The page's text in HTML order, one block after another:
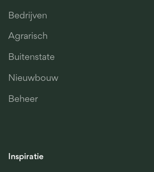
Bedrijven
Agrarisch
Buitenstate
Nieuwbouw
Beheer
Inspiratie